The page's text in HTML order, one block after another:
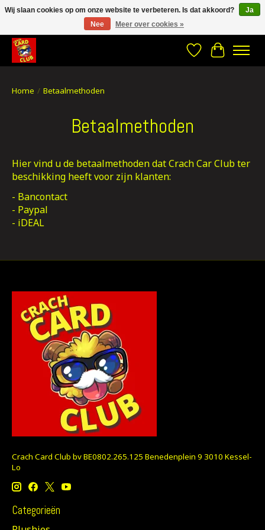
CRACH CARD CLUB , The best place to Geek out!
Verlanglijst
Home / Betaalmethoden
Betaalmethoden
Hier vind u de betaalmethoden dat Crach Car Club ter
beschikking heeft voor zijn klanten:
- Bancontact
- Paypal
- iDEAL
Crach Card Club bv BE0802.265.125 Benedenplein 9 3010 Kessel-
Lo
Categorieën
Wij slaan cookies op om onze website te verbeteren. Is dat akkoord?
Ja
Nee
Meer over cookies »